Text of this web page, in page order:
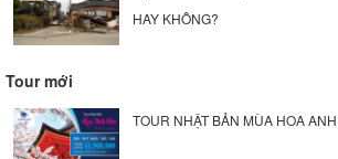
HAY KHÔNG?
Tour mới
TOUR NHẬT BẢN MÙA HOA